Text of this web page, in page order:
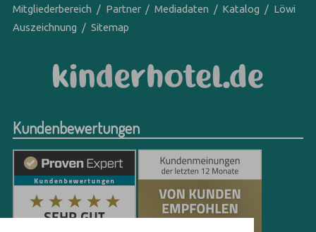
Mitgliederbereich
Partner Mediadaten Katalog
Löwi
Auszeichnung
Sitemap
Kundenbewertungen